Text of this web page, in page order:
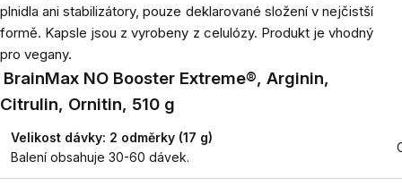
plnidla ani stabilizátory, pouze deklarované složení v nejčistší
formě. Kapsle jsou z vyrobeny z celulózy. Produkt je vhodný
pro vegany.
BrainMax NO Booster Extreme®, Arginin,
Citrulin, Ornitin, 510 g
Velikost dávky: 2 odměrky (17 g)
Balení obsahuje 30-60 dávek.